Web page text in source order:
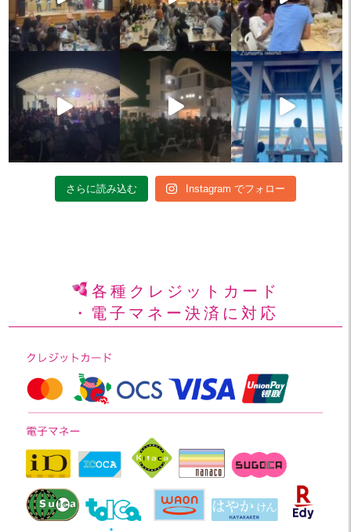
さらに読み込む Instagram でフォロー
各種クレジットカード
・電子マネー決済に対応